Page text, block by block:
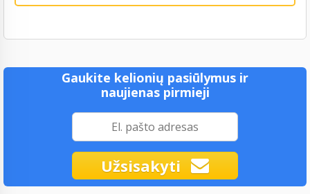
Gaukite kelionių pasiūlymus ir
naujienas pirmieji
Užsisakyti